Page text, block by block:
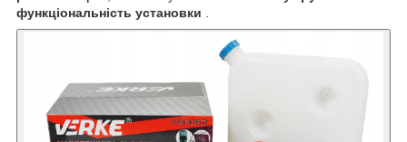
функціональність установки